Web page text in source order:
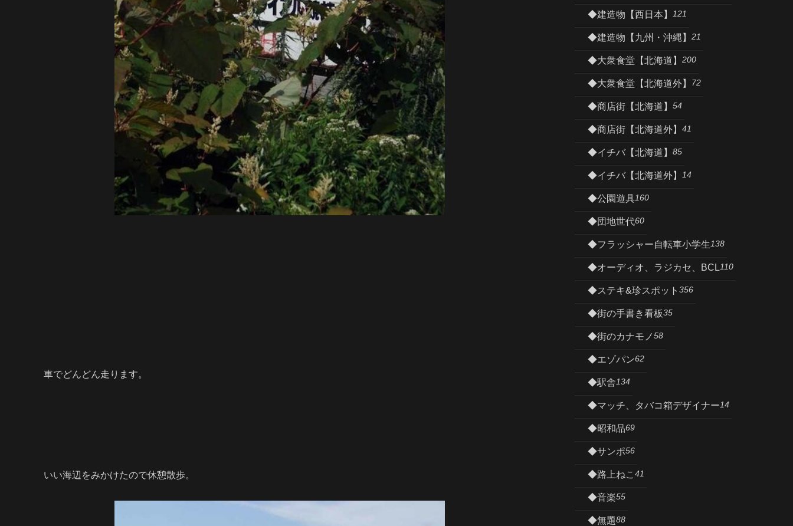
車でどんどん走ります。
いい海辺をみかけたので休憩散歩。
◆建造物【西日本】 121
◆建造物【九州・沖縄】 21
◆大衆食堂【北海道】 200
◆大衆食堂【北海道外】 72
◆商店街【北海道】 54
◆商店街【北海道外】 41
◆イチバ【北海道】 85
◆イチバ【北海道外】 14
◆公園遊具160
◆団地世代60
◆フラッシャー自転車小学生138
◆オーディオ、ラジカセ、BCL110
◆ステキ&珍スポット 356
◆街の手書き看板35
◆街のカナモノ58
◆エゾパン62
◆駅舎134
◆マッチ、タバコ箱デザイナー14
◆昭和品69
◆サンポ56
◆路上ねこ 41
◆音楽55
◆無題88